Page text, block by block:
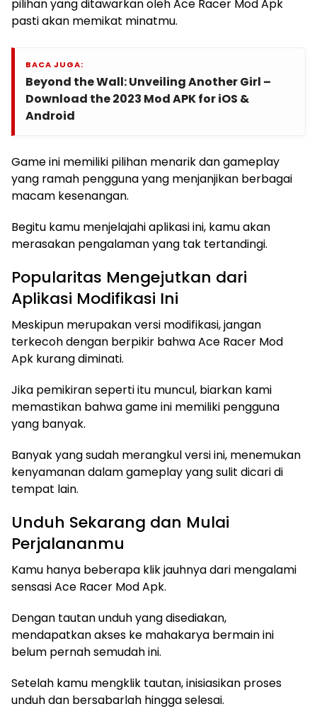
pilihan yang ditawarkan oleh Ace Racer Mod Apk
pasti akan memikat minatmu.
BACA JUGA:
Beyond the Wall: Unveiling Another Girl –
Download the 2023 Mod APK for iOS &
Android
Game ini memiliki pilihan menarik dan gameplay
yang ramah pengguna yang menjanjikan berbagai
macam kesenangan.
Begitu kamu menjelajahi aplikasi ini, kamu akan
merasakan pengalaman yang tak tertandingi.
Popularitas Mengejutkan dari
Aplikasi Modifikasi Ini
Meskipun merupakan versi modifikasi, jangan
terkecoh dengan berpikir bahwa Ace Racer Mod
Apk kurang diminati.
Jika pemikiran seperti itu muncul, biarkan kami
memastikan bahwa game ini memiliki pengguna
yang banyak.
Banyak yang sudah merangkul versi ini, menemukan
kenyamanan dalam gameplay yang sulit dicari di
tempat lain.
Unduh Sekarang dan Mulai
Perjalananmu
Kamu hanya beberapa klik jauhnya dari mengalami
sensasi Ace Racer Mod Apk.
Dengan tautan unduh yang disediakan,
mendapatkan akses ke mahakarya bermain ini
belum pernah semudah ini.
Setelah kamu mengklik tautan, inisiasikan proses
unduh dan bersabarlah hingga selesai.